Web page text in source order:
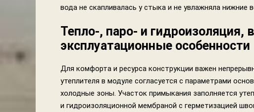
вода не скапливалась у стыка и не увлажняла нижние
Тепло-, паро- и гидроизоляция,
эксплуатационные особенности
Для комфорта и ресурса конструкции важен
утеплителя в модуле согласуется с параметрами
холодные зоны. Участок примыкания заполняется
и гидроизоляционной мембраной с герметизацией